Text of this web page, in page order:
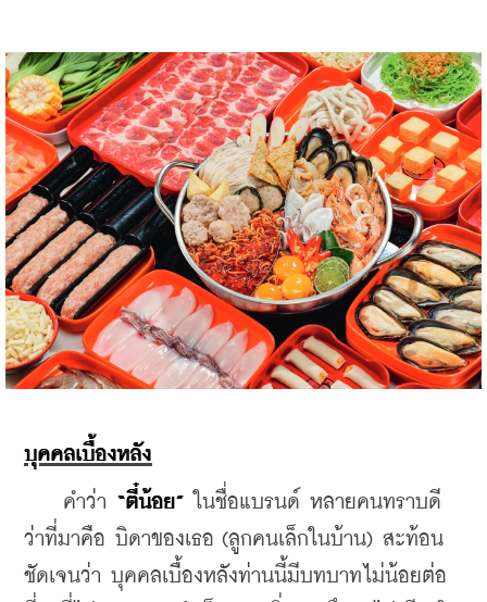
บุคคลเบื้องหลัง
คำว่า “ตี๋น้อย”
ในชื่อแบรนด์ หลายคนทราบดี
ว่าที่มาคือ บิดาของเธอ (ลูกคนเล็กในบ้าน) สะท้อน
ชัดเจนว่า บุคคลเบื้องหลังท่านนี้มีบทบาทไม่น้อยต่อ